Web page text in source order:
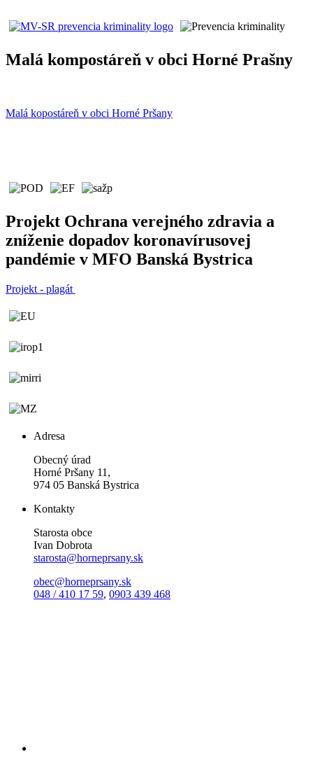
Malá kompostáreň v obci Horné Prašny
Malá kopostáreň v obci Horné Pršany
Projekt Ochrana verejného zdravia a
zníženie dopadov koronavírusovej
pandémie v MFO Banská Bystrica
Projekt - plagát
Adresa
Obecný úrad
Horné Pršany 11,
974 05 Banská Bystrica
Kontakty
Starosta obce
Ivan Dobrota
starosta@horneprsany.sk
obec@horneprsany.sk
048 / 410 17 59, 0903 439 468